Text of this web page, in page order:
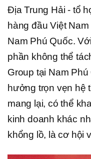
Địa Trung Hải - tổ
hàng đầu Việt
Nam Phú Quốc.
phần không thể
Group tại Nam
hưởng trọn vẹn hệ
mang lại, có thể
kinh doanh khác
khổng lồ, là cơ hội